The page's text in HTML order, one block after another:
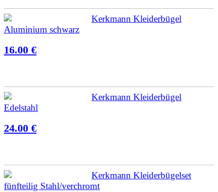
Kerkmann Kleiderbügel
Aluminium schwarz
16.00 €
Kerkmann Kleiderbügel
Edelstahl
24.00 €
Kerkmann Kleiderbügelset
fünfteilig Stahl/verchromt